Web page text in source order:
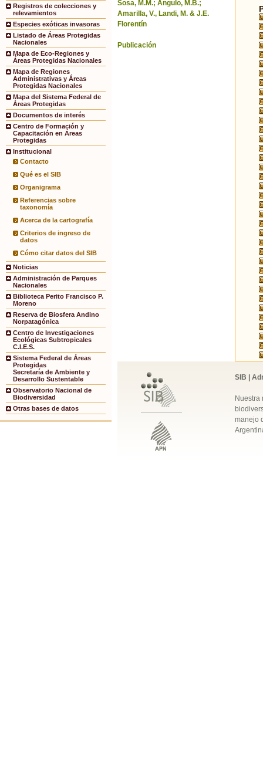
Registros de colecciones y
relevamientos
Especies exóticas invasoras
Listado de Áreas Protegidas
Nacionales
Mapa de Eco-Regiones y
Áreas Protegidas Nacionales
Mapa de Regiones
Administrativas y Áreas
Protegidas Nacionales
Mapa del Sistema Federal de
Áreas Protegidas
Documentos de interés
Centro de Formación y
Capacitación en Áreas
Protegidas
Institucional
Contacto
Qué es el SIB
Organigrama
Referencias sobre
taxonomía
Acerca de la cartografía
Criterios de ingreso de
datos
Cómo citar datos del SIB
Noticias
Administración de Parques
Nacionales
Biblioteca Perito Francisco P.
Moreno
Reserva de Biosfera Andino
Norpatagónica
Centro de Investigaciones
Ecológicas Subtropicales
C.I.E.S.
Sistema Federal de Áreas
Protegidas
Secretaría de Ambiente y
Desarrollo Sustentable
Observatorio Nacional de
Biodiversidad
Otras bases de datos
Sosa, M.M.; Angulo, M.B.;
Amarilla, V., Landi, M. & J.E.
Florentín
Publicación
SIB |
Nuestra
manejo